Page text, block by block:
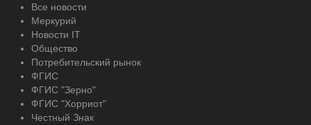
Все новости
Меркурий
Новости IT
Общество
Потребительский рынок
ФГИС
ФГИС "Зерно"
ФГИС "Хорриот"
Честный Знак